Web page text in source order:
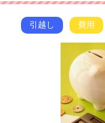
引越し 費用